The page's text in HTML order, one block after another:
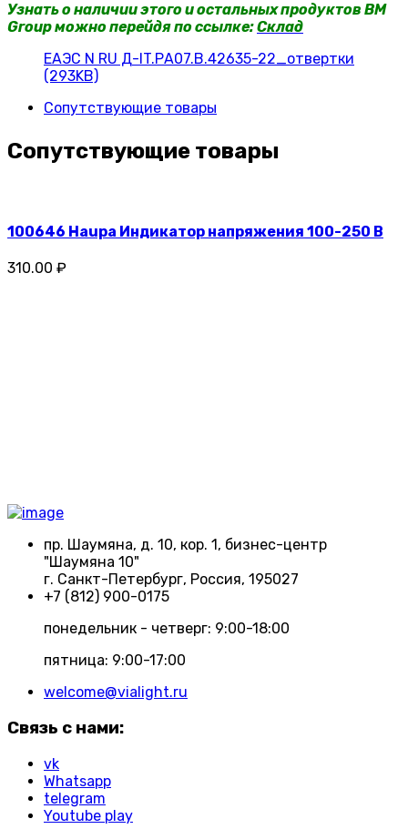
Узнать о наличии этого и остальных продуктов BM
Group можно перейдя по ссылке:Склад
ЕАЭС N RU Д-IT.РА07.В.42635-22_отвертки
(293KB)
Сопутствующие товары
Сопутствующие товары
100646 Haupa Индикатор напряжения 100-250 В
310.00 ₽
пр. Шаумяна, д. 10, кор. 1, бизнес-центр
"Шаумяна 10"
г. Санкт-Петербург, Россия, 195027
+7 (812) 900-0175
понедельник - четверг: 9:00-18:00
пятница: 9:00-17:00
welcome@vialight.ru
Связь с нами:
vk
Whatsapp
telegram
Youtube play